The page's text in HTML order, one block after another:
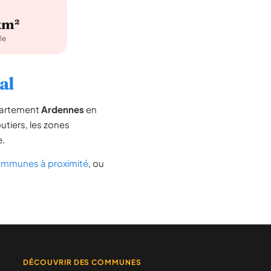
Ardennes en
les zones
à proximité, ou
DÉCOUVRIR DES COMMUNES